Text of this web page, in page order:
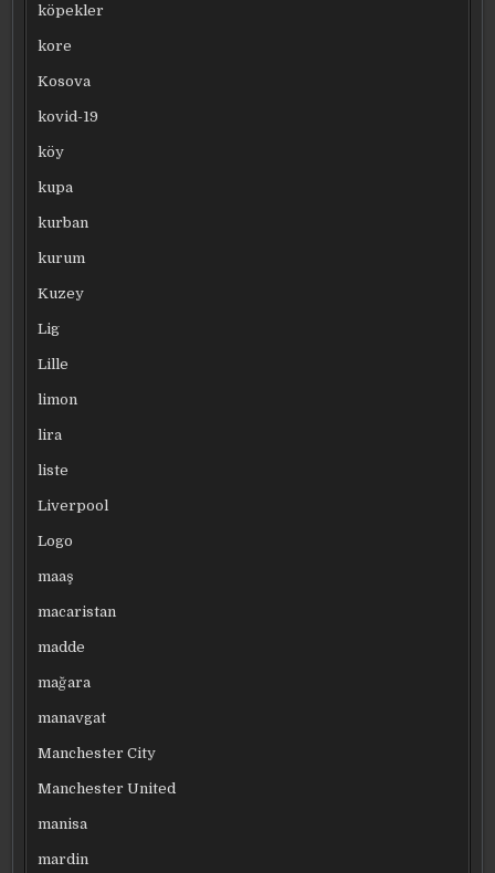
köpekler
kore
Kosova
kovid-19
köy
kupa
kurban
kurum
Kuzey
Lig
Lille
limon
lira
liste
Liverpool
Logo
maaş
macaristan
madde
mağara
manavgat
Manchester City
Manchester United
manisa
mardin